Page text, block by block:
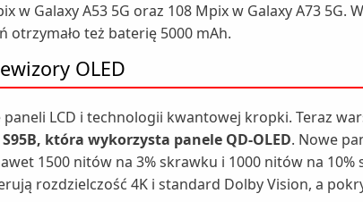
w Galaxy A53 5G oraz 108 Mpix w Galaxy A73 5G.
otrzymało też baterię 5000 mAh.
OLED
paneli LCD i technologii kwantowej kropki. Teraz
która wykorzysta panele QD-OLED. Nowe
1500 nitów na 3% skrawku i 1000 nitów na
rozdzielczość 4K i standard Dolby Vision, a